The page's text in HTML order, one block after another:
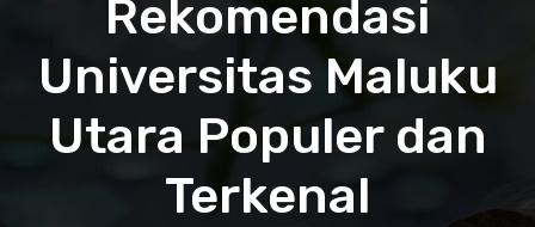
Rekomendasi
Universitas Maluku
Utara Populer dan
Terkenal